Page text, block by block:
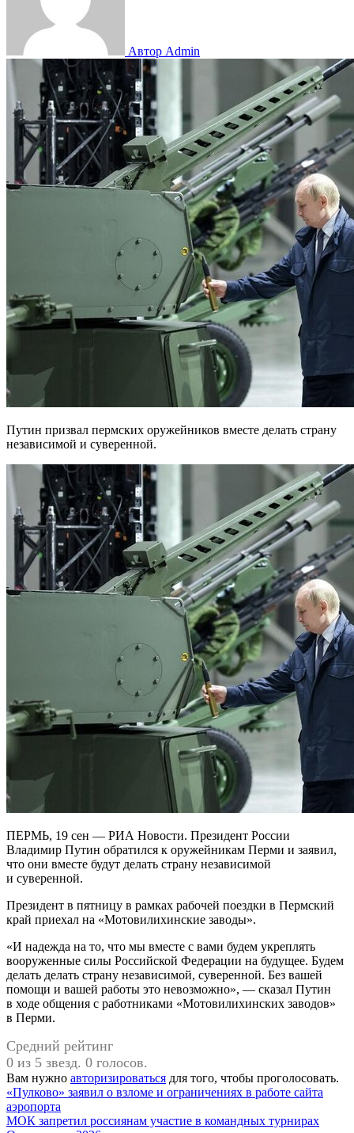
Автор Admin
Путин призвал пермских оружейников вместе делать страну
независимой и суверенной.
ПЕРМЬ, 19 сен — РИА Новости. Президент России
Владимир Путин обратился к оружейникам Перми и заявил,
что они вместе будут делать страну независимой
и суверенной.
Президент в пятницу в рамках рабочей поездки в Пермский
край приехал на «Мотовилихинские заводы».
«И надежда на то, что мы вместе с вами будем укреплять
вооруженные силы Российской Федерации на будущее. Будем
делать делать страну независимой, суверенной. Без вашей
помощи и вашей работы это невозможно», — сказал Путин
в ходе общения с работниками «Мотовилихинских заводов»
в Перми.
Средний рейтинг
0 из 5 звезд. 0 голосов.
Вам нужно авторизироваться для того, чтобы проголосовать.
Навигация
по
«Пулково» заявил о взломе и ограничениях в работе сайта
аэропорта
МОК запретил россиянам участие в командных турнирах